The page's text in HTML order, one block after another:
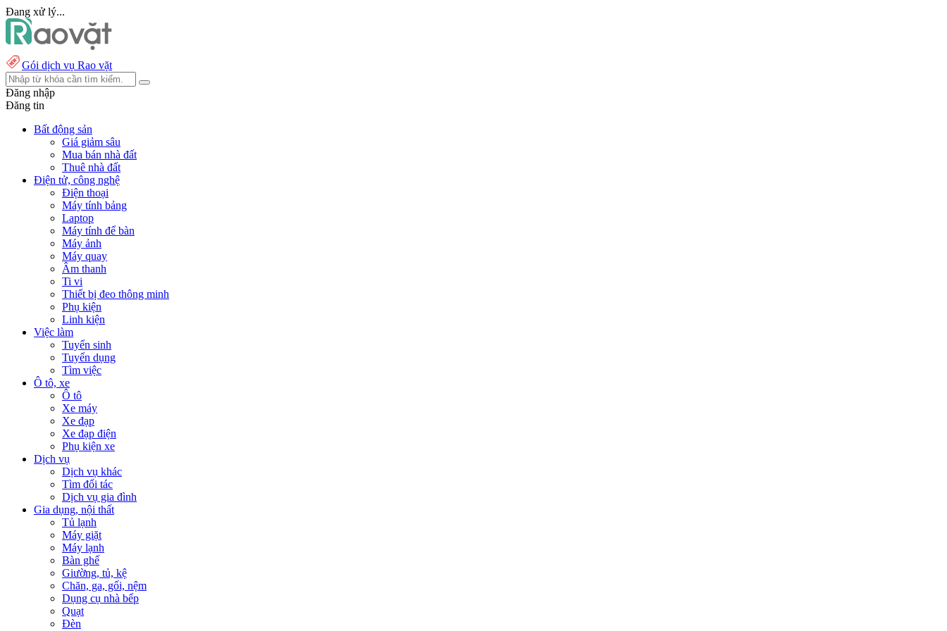
Đang xử lý...
Gói dịch vụ Rao vặt
Đăng nhập
Đăng tin
Bất động sản
Giá giảm sâu
Mua bán nhà đất
Thuê nhà đất
Điện tử, công nghệ
Điện thoại
Máy tính bảng
Laptop
Máy tính để bàn
Máy ảnh
Máy quay
Âm thanh
Ti vi
Thiết bị đeo thông minh
Phụ kiện
Linh kiện
Việc làm
Tuyển sinh
Tuyển dụng
Tìm việc
Ô tô, xe
Ô tô
Xe máy
Xe đạp
Xe đạp điện
Phụ kiện xe
Dịch vụ
Dịch vụ khác
Tìm đối tác
Dịch vụ gia đình
Gia dụng, nội thất
Tủ lạnh
Máy giặt
Máy lạnh
Bàn ghế
Giường, tủ, kệ
Chăn, ga, gối, nệm
Dụng cụ nhà bếp
Quạt
Đèn